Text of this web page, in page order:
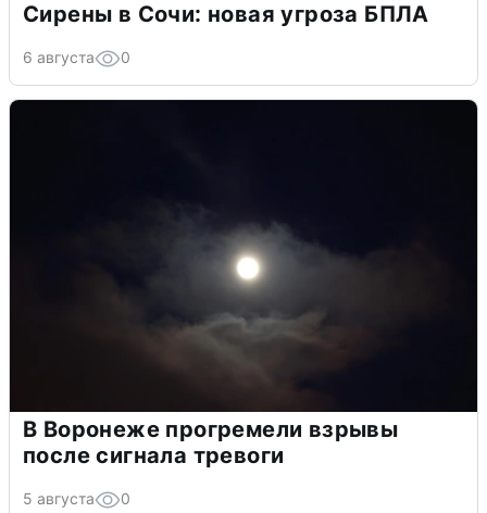
Сирены в Сочи: новая угроза БПЛА
6 августа 0
В Воронеже прогремели взрывы
после сигнала тревоги
5 августа 0